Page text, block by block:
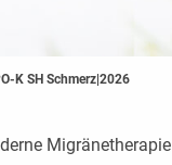
K SH Schmerz|2026
Migränetherapie